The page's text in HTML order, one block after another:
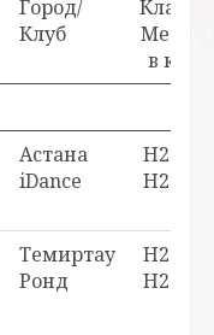
Город/
Клуб
Класс/
Место
в кл.
Астана
iDance
H2 - 1
H2 - 1
Темиртау
Ронд
H2 - 2
H2 - 2